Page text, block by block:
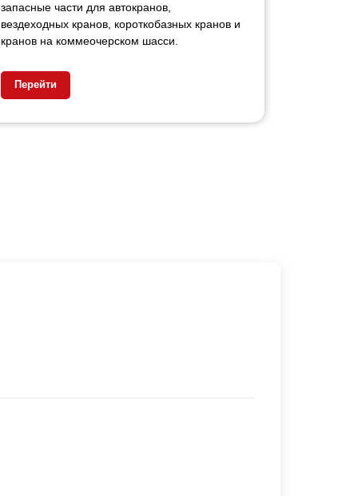
запасные части для автокранов,
вездеходных кранов, короткобазных кранов и
кранов на коммеочерском шасси.
Перейти